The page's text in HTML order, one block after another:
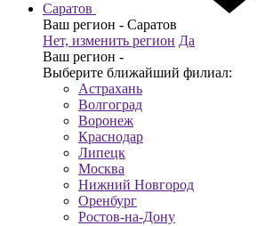
Саратов
Ваш регион - Саратов
Нет, изменить регион Да
Ваш регион -
Выберите ближайший филиал:
Астрахань
Волгоград
Воронеж
Краснодар
Липецк
Москва
Нижний Новгород
Оренбург
Ростов-на-Дону